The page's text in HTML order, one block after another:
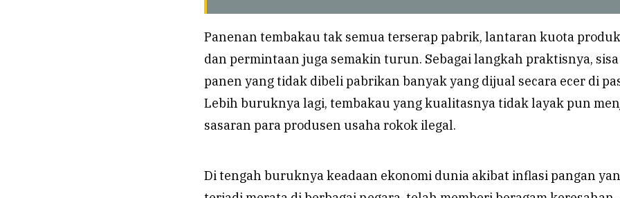
Panenan tembakau tak semua terserap pabrik, lantaran kuota
dan permintaan juga semakin turun. Sebagai langkah praktisnya, sisa
panen yang tidak dibeli pabrikan banyak yang dijual secara ecer di
Lebih buruknya lagi, tembakau yang kualitasnya tidak layak pun
sasaran para produsen usaha rokok ilegal.
Di tengah buruknya keadaan ekonomi dunia akibat inflasi pangan